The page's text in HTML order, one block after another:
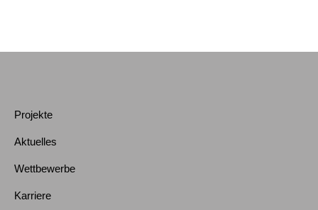
Projekte
Aktuelles
Wettbewerbe
Karriere